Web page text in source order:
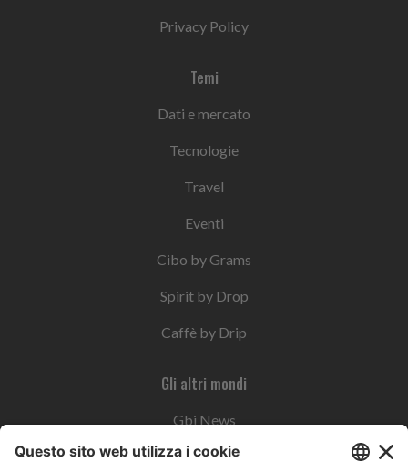
Privacy Policy
Temi
Dati e mercato
Tecnologie
Travel
Eventi
Cibo by Grams
Spirit by Drop
Caffè by Drip
Gli altri mondi
Gbi News
Instoremag